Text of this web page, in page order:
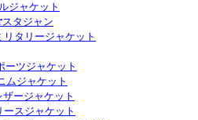
ジャケット
スタジャン
リタリージャケット
ーツジャケット
ムジャケット
ザージャケット
ースジャケット